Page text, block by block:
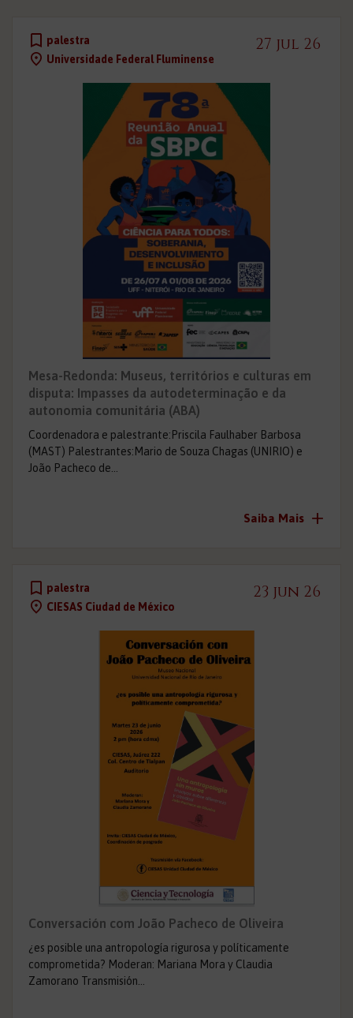
palestra
Universidade Federal Fluminense
27 jul 26
Mesa-Redonda: Museus, territórios e culturas em
disputa: Impasses da autodeterminação e da
autonomia comunitária (ABA)
Coordenadora e palestrante:Priscila Faulhaber Barbosa
(MAST) Palestrantes:Mario de Souza Chagas (UNIRIO) e
João Pacheco de…
Saiba Mais +
palestra
CIESAS Ciudad de México
23 jun 26
Conversación com João Pacheco de Oliveira
¿es posible una antropología rigurosa y políticamente
comprometida? Moderan: Mariana Mora y Claudia
Zamorano Transmisión…